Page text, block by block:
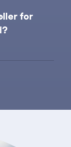
for